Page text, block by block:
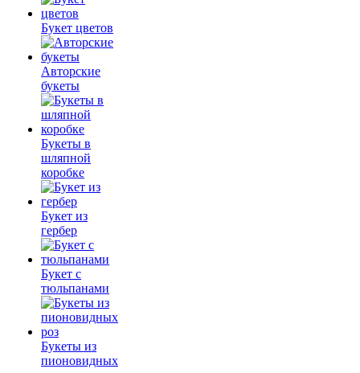
Букет цветов
Авторские
букеты
Букеты в
шляпной
коробке
Букет из
гербер
Букет с
тюльпанами
Букеты из
пионовидных